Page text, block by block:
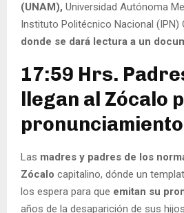
(UNAM), Universidad Autónoma
Instituto Politécnico Nacional (IPN)
donde se dará lectura a un
17:59 Hrs.
llegan al Zócalo
pronunciamiento
Las madres y padres de los
Zócalo capitalino, dónde un
los espera para que emitan su
años de la desaparición de sus